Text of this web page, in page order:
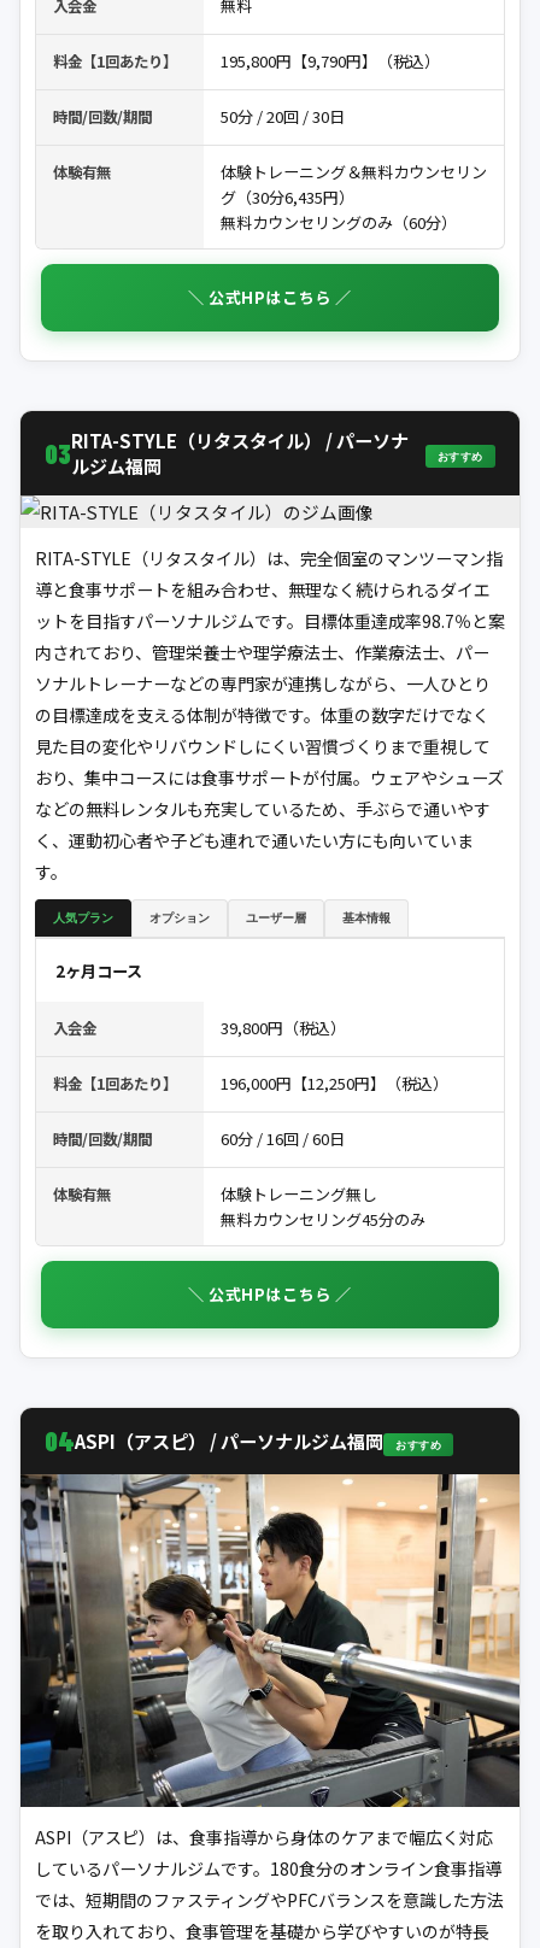
入会金 無料
料金【1回あたり】 195,800円【9,790円】（税込）
時間/回数/期間 50分 / 20回 / 30日
体験有無
体験トレーニング＆無料カウンセリン
グ（30分6,435円）
無料カウンセリングのみ（60分）
＼ 公式HPはこちら ／
03RITA-STYLE（リタスタイル） / パーソナ
ルジム福岡
おすすめ
RITA-STYLE（リタスタイル）は、完全個室のマンツーマン指
導と食事サポートを組み合わせ、無理なく続けられるダイエ
ットを目指すパーソナルジムです。目標体重達成率98.7％と案
内されており、管理栄養士や理学療法士、作業療法士、パー
ソナルトレーナーなどの専門家が連携しながら、一人ひとり
の目標達成を支える体制が特徴です。体重の数字だけでなく
見た目の変化やリバウンドしにくい習慣づくりまで重視して
おり、集中コースには食事サポートが付属。ウェアやシューズ
などの無料レンタルも充実しているため、手ぶらで通いやす
く、運動初心者や子ども連れで通いたい方にも向いていま
す。
人気プラン オプション ユーザー層 基本情報
2ヶ月コース
入会金 39,800円（税込）
料金【1回あたり】 196,000円【12,250円】（税込）
時間/回数/期間 60分 / 16回 / 60日
体験有無
体験トレーニング無し
無料カウンセリング45分のみ
＼ 公式HPはこちら ／
04ASPI（アスピ） / パーソナルジム福岡 おすすめ
ASPI（アスピ）は、食事指導から身体のケアまで幅広く対応
しているパーソナルジムです。180食分のオンライン食事指導
では、短期間のファスティングやPFCバランスを意識した方法
を取り入れており、食事管理を基礎から学びやすいのが特長